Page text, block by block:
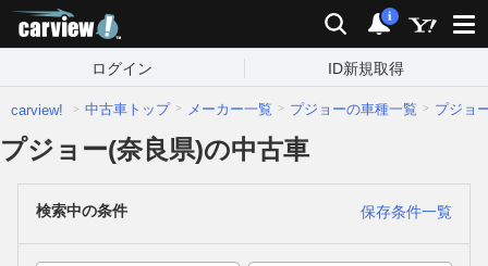
検索 通知
i
ログイン ID新規取得
carview! 中古車トップ メーカー一覧 プジョーの車種一覧 プジョ
プジョー(奈良県)の中古車
検索中の条件 保存条件一覧